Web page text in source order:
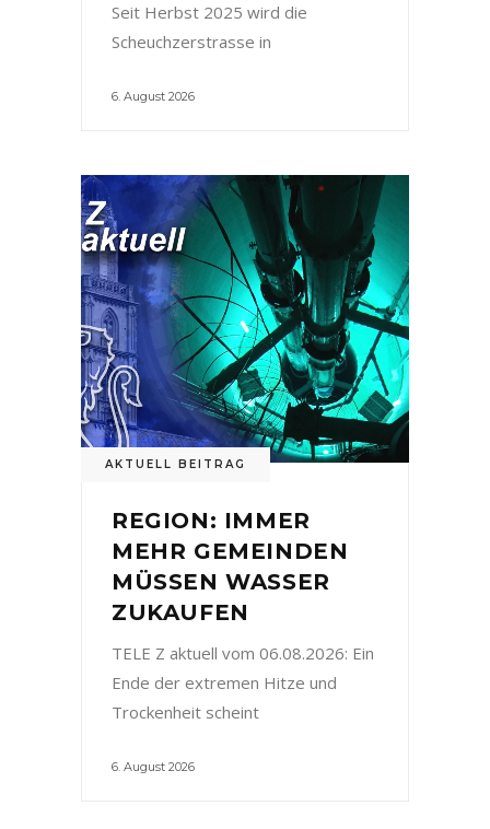
Seit Herbst 2025 wird die
Scheuchzerstrasse in
6. August 2026
AKTUELL BEITRAG
REGION: IMMER
MEHR GEMEINDEN
MÜSSEN WASSER
ZUKAUFEN
TELE Z aktuell vom 06.08.2026: Ein
Ende der extremen Hitze und
Trockenheit scheint
6. August 2026